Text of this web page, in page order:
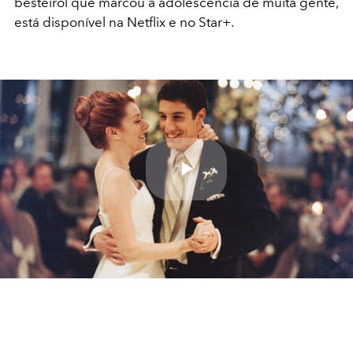
está disponível na Netflix e no Star+.
Play
Video